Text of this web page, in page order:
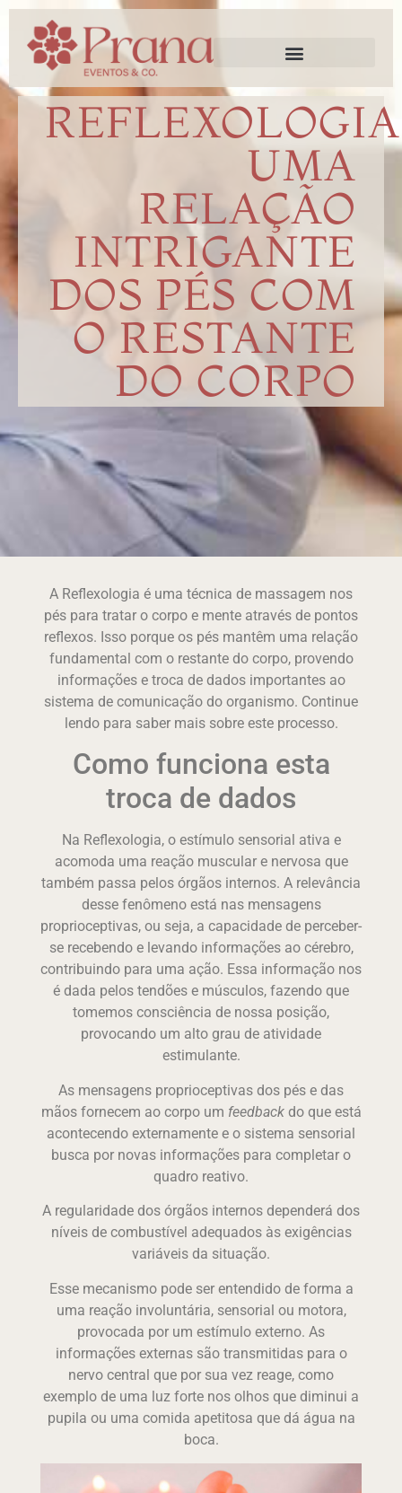
UMA
RELAÇÃO
INTRIGANTE
DOS PÉS COM
O RESTANTE
DO CORPO
A Reflexologia é uma técnica de massagem nos
pés para tratar o corpo e mente através de pontos
reflexos. Isso porque os pés mantêm uma relação
fundamental com o restante do corpo, provendo
informações e troca de dados importantes ao
sistema de comunicação do organismo. Continue
lendo para saber mais sobre este processo.
Como funciona esta
troca de dados
Na Reflexologia, o estímulo sensorial ativa e
acomoda uma reação muscular e nervosa que
também passa pelos órgãos internos. A relevância
desse fenômeno está nas mensagens
proprioceptivas, ou seja, a capacidade de perceber-
se recebendo e levando informações ao cérebro,
contribuindo para uma ação. Essa informação nos
é dada pelos tendões e músculos, fazendo que
tomemos consciência de nossa posição,
provocando um alto grau de atividade
estimulante.
As mensagens proprioceptivas dos pés e das
mãos fornecem ao corpo um feedbackdo que está
acontecendo externamente e o sistema sensorial
busca por novas informações para completar o
quadro reativo.
A regularidade dos órgãos internos dependerá dos
níveis de combustível adequados às exigências
variáveis da situação.
Esse mecanismo pode ser entendido de forma a
uma reação involuntária, sensorial ou motora,
provocada por um estímulo externo. As
informações externas são transmitidas para o
nervo central que por sua vez reage, como
exemplo de uma luz forte nos olhos que diminui a
pupila ou uma comida apetitosa que dá água na
boca.